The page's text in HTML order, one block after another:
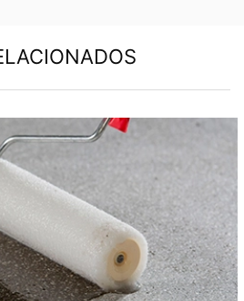
eliminen estos datos.